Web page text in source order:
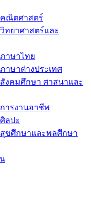
คณิตศาสตร์
ทยาศาสตร์และ
าษาไทย
าษาต่างประเทศ
งคมศึกษา ศาสนาและ
ารงานอาชีพ
ลปะ
สุขศึกษาและพลศึกษา